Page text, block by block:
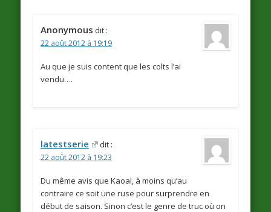
Anonymous dit :
22 août 2012 à 19:19
Au que je suis content que les colts l’ai
vendu….
latestserie dit :
22 août 2012 à 19:23
Du même avis que Kaoal, à moins qu’au
contraire ce soit une ruse pour surprendre en
début de saison. Sinon c’est le genre de truc où on